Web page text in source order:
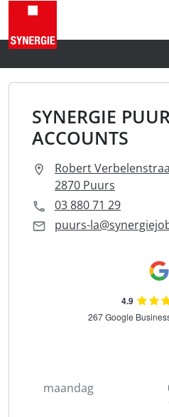
SYNERGIE
ACCOUNTS
Robert
2870 Puurs
03 880 71 29
puurs-
maandag